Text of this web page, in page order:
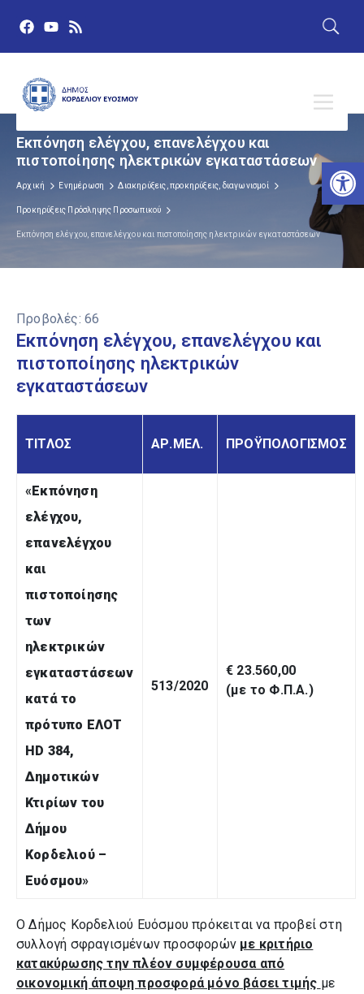
Εκπόνηση ελέγχου, επανελέγχου και
πιστοποίησης ηλεκτρικών εγκαταστάσεων
Αρχική Ενημέρωση Διακηρύξεις, προκηρύξεις, διαγωνισμοί
Προκηρύξεις Πρόσληψης Προσωπικού
Εκπόνηση ελέγχου, επανελέγχου και πιστοποίησης ηλεκτρικών εγκαταστάσεων
Προβολές: 66
Εκπόνηση ελέγχου, επανελέγχου και
πιστοποίησης ηλεκτρικών
εγκαταστάσεων
ΤΙΤΛΟΣ ΑΡ.ΜΕΛ. ΠΡΟΫΠΟΛΟΓΙΣΜΟΣ
«Εκπόνηση
ελέγχου,
επανελέγχου
και
πιστοποίησης
των
ηλεκτρικών
εγκαταστάσεων
κατά το
πρότυπο ΕΛΟΤ
HD 384,
Δημοτικών
Κτιρίων του
Δήμου
Κορδελιού –
Ευόσμου»
513/2020
€ 23.560,00
(με το Φ.Π.Α.)
Ο Δήμος Κορδελιού Ευόσμου πρόκειται να προβεί στη
συλλογή σφραγισμένων προσφορών με κριτήριο
κατακύρωσης την πλέον συμφέρουσα από
οικονομική άποψη προσφορά μόνο βάσει τιμής με